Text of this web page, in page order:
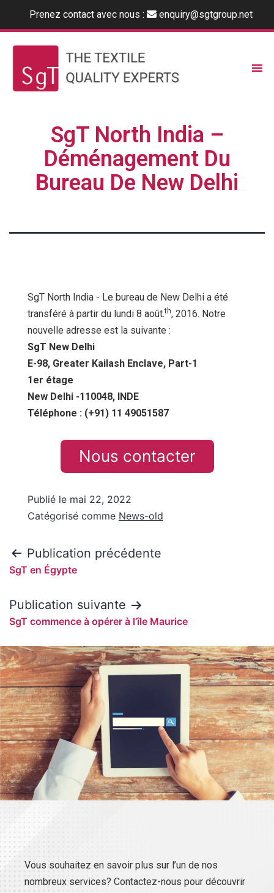
Prenez contact avec nous : enquiry@sgtgroup.net
SgT North India –
Déménagement Du
Bureau De New Delhi
SgT North India - Le bureau de New Delhi a été
transféré à partir du lundi 8 août.th, 2016. Notre
nouvelle adresse est la suivante :
SgT New Delhi
E-98, Greater Kailash Enclave, Part-1
1er étage
New Delhi -110048, INDE
Téléphone : (+91) 11 49051587
Nous contacter
Publié le mai 22, 2022
Catégorisé comme News-old
Publication précédente
SgT en Égypte
Publication suivante
SgT commence à opérer à l’île Maurice
Vous souhaitez en savoir plus sur l’un de nos
nombreux services? Contactez-nous pour découvrir